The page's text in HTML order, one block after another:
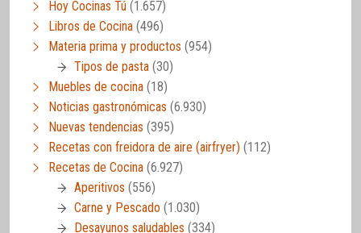
Hoy Cocinas Tú (1.657)
Libros de Cocina (496)
Materia prima y productos (954)
Tipos de pasta (30)
Muebles de cocina (18)
Noticias gastronómicas (6.930)
Nuevas tendencias (395)
Recetas con freidora de aire (airfryer) (112)
Recetas de Cocina (6.927)
Aperitivos (556)
Carne y Pescado (1.030)
Desayunos saludables (334)